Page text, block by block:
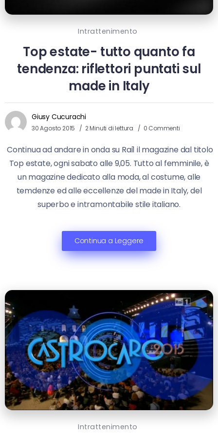
Intrattenimento
Top estate- tutto quanto fa
tendenza: riflettori puntati sul
made in Italy
Giusy Cucurachi
30 Agosto 2015 2 Minuti di lettura 0 Commenti
Continua ad andare in onda su Rai1 il magazine dal titolo
Top estate, ogni sabato alle 9,05. Tutto al femminile, è
un magazine dedicato alla moda, al costume, alle
temdenze ed alle eccellenze del made in Italy, del
superbo e intramontabile stile italiano.
Continua a Leggere
Intrattenimento